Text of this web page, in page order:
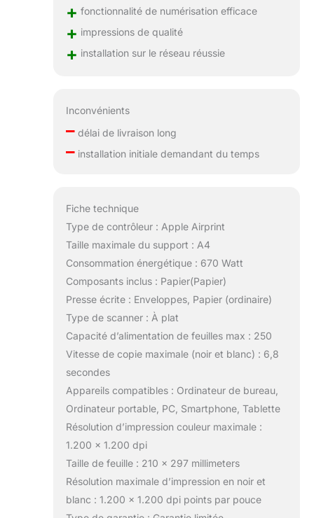
+ fonctionnalité de numérisation efficace
+ impressions de qualité
+ installation sur le réseau réussie
Inconvénients
–délai de livraison long
–installation initiale demandant du temps
Fiche technique
Type de contrôleur : Apple Airprint
Taille maximale du support : A4
Consommation énergétique : 670 Watt
Composants inclus : Papier(Papier)
Presse écrite : Enveloppes, Papier (ordinaire)
Type de scanner : À plat
Capacité d’alimentation de feuilles max : 250
Vitesse de copie maximale (noir et blanc) : 6,8
secondes
Appareils compatibles : Ordinateur de bureau,
Ordinateur portable, PC, Smartphone, Tablette
Résolution d’impression couleur maximale :
1.200 x 1.200 dpi
Taille de feuille : 210 x 297 millimeters
Résolution maximale d’impression en noir et
blanc : 1.200 x 1.200 dpi points par pouce